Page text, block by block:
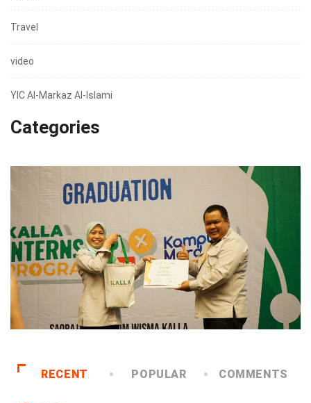
Travel
video
YIC Al-Markaz Al-Islami
Categories
RECENT POPULAR COMMENTS